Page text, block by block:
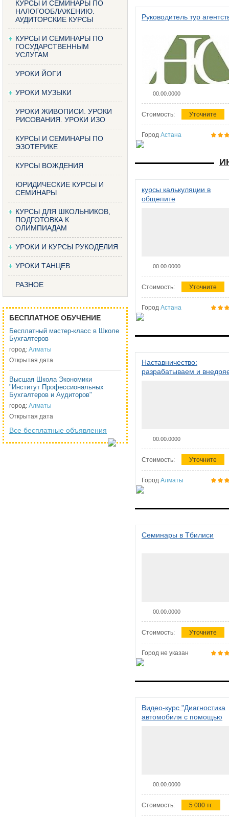
КУРСЫ И СЕМИНАРЫ ПО
НАЛОГООБЛАЖЕНИЮ.
АУДИТОРСКИЕ КУРСЫ
КУРСЫ И СЕМИНАРЫ ПО
ГОСУДАРСТВЕННЫМ
УСЛУГАМ
УРОКИ ЙОГИ
УРОКИ МУЗЫКИ
УРОКИ ЖИВОПИСИ. УРОКИ
РИСОВАНИЯ. УРОКИ ИЗО
КУРСЫ И СЕМИНАРЫ ПО
ЭЗОТЕРИКЕ
КУРСЫ ВОЖДЕНИЯ
ЮРИДИЧЕСКИЕ КУРСЫ И
СЕМИНАРЫ
КУРСЫ ДЛЯ ШКОЛЬНИКОВ,
ПОДГОТОВКА К
ОЛИМПИАДАМ
УРОКИ И КУРСЫ РУКОДЕЛИЯ
УРОКИ ТАНЦЕВ
РАЗНОЕ
БЕСПЛАТНОЕ ОБУЧЕНИЕ
Бесплатный мастер-класс в Школе
Бухгалтеров
город: Алматы
Открытая дата
Высшая Школа Экономики
"Институт Профессиональных
Бухгалтеров и Аудиторов"
город: Алматы
Открытая дата
Все бесплатные объявления
Руководитель тур
00.00.0000
Стоимость: Уточните
Город Астана
курсы калькуляции в
общепите
00.00.0000
Стоимость: Уточните
Город Астана
Наставничество:
разрабатываем и
00.00.0000
Стоимость: Уточните
Город Алматы
Семинары в Тбилиси
00.00.0000
Стоимость: Уточните
Город не указан
Видео-курс "Диагностика
автомобиля с помощью
00.00.0000
Стоимость: 5 000 тг.